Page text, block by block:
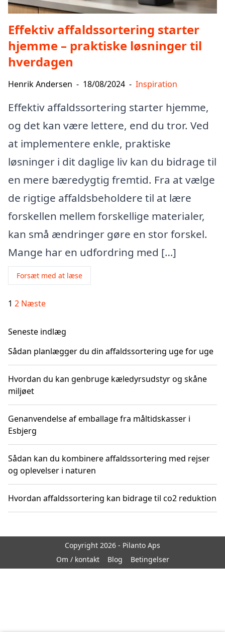
Effektiv affaldssortering starter
hjemme – praktiske løsninger til
hverdagen
Henrik Andersen - 18/08/2024 - Inspiration
Effektiv affaldssortering starter hjemme,
og det kan være lettere, end du tror. Ved
at implementere enkle, praktiske
løsninger i dit daglige liv kan du bidrage til
en mere bæredygtig fremtid. Fra at vælge
de rigtige affaldsbeholdere til at lære
forskellen mellem forskellige materialer,
kan små ændringer gøre en stor forskel.
Mange har en udfordring med […]
Forsæt med at læse
Indlægsinddeling
1 2 Næste
Seneste indlæg
Sådan planlægger du din affaldssortering uge for uge
Hvordan du kan genbruge kæledyrsudstyr og skåne
miljøet
Genanvendelse af emballage fra måltidskasser i
Esbjerg
Sådan kan du kombinere affaldssortering med rejser
og oplevelser i naturen
Hvordan affaldssortering kan bidrage til co2 reduktion
Copyright 2026 - Pilanto Aps
Om / kontakt
Blog Betingelser